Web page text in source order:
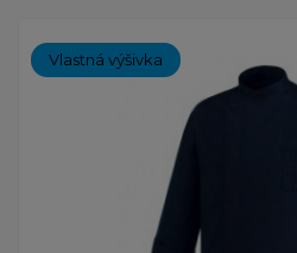
Vlastná výšivka